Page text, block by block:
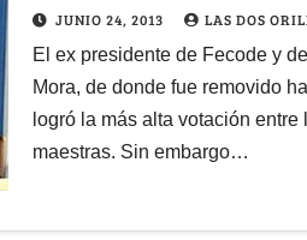
JUNIO 24, 2013 LAS DOS
El ex presidente de Fecode y
Mora, de donde fue removido
logró la más alta votación entre
maestras. Sin embargo…